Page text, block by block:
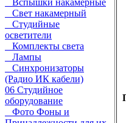
Вспышки накамерные
Свет накамерный
Студийные
осветители
Комплекты света
Лампы
Синхронизаторы
(Радио ИК кабели)
06 Студийное
оборудование
Фото Фоны и